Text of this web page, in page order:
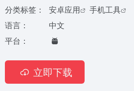
分类标签：
安卓应用
手机工具
语言：
中文
平台：
立即下载